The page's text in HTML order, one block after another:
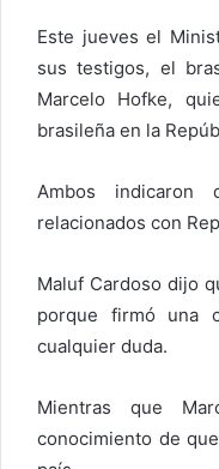
Este jueves el
sus testigos, el
Marcelo Hofke,
brasileña en la
Ambos
relacionados con
Maluf Cardoso dijo
porque firmó una
cualquier duda.
Mientras que
conocimiento de